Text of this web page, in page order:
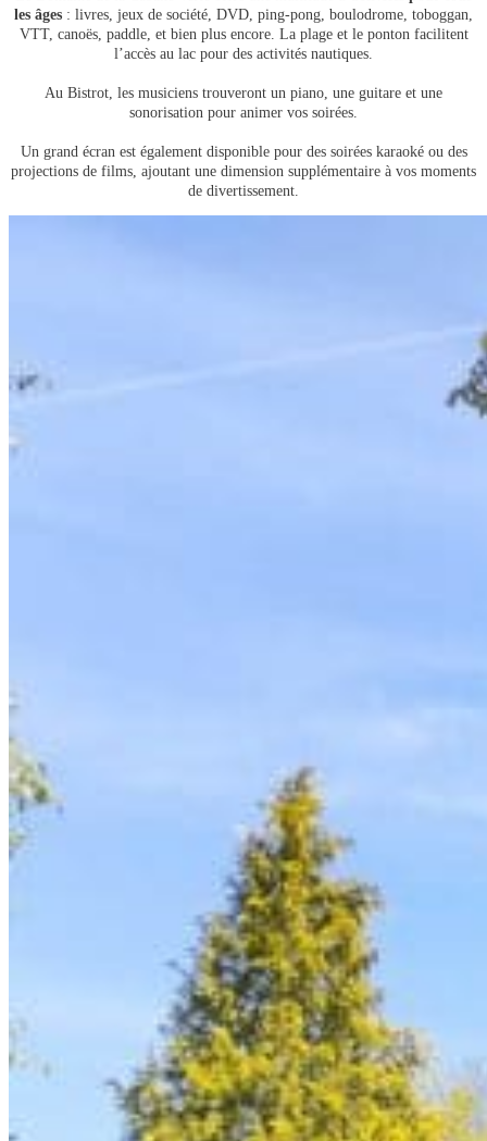
les âges : livres, jeux de société, DVD, ping-pong, boulodrome, toboggan,
VTT, canoës, paddle, et bien plus encore. La plage et le ponton facilitent
l’accès au lac pour des activités nautiques.
Au Bistrot, les musiciens trouveront un piano, une guitare et une
sonorisation pour animer vos soirées.
Un grand écran est également disponible pour des soirées karaoké ou des
projections de films, ajoutant une dimension supplémentaire à vos moments
de divertissement.